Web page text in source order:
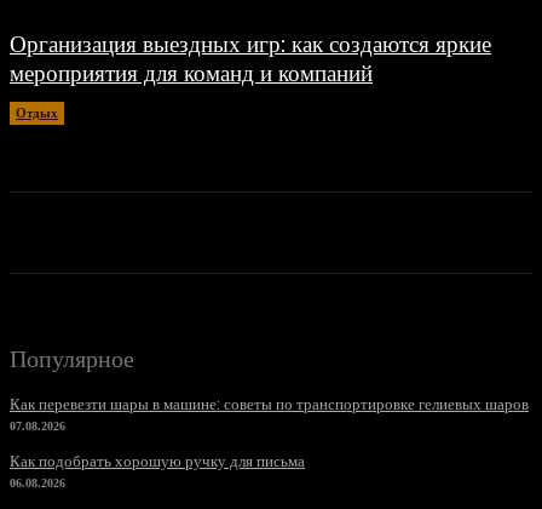
Организация выездных игр: как создаются яркие
мероприятия для команд и компаний
Отдых
Популярное
Как перевезти шары в машине: советы по транспортировке гелиевых шаров
07.08.2026
Как подобрать хорошую ручку для письма
06.08.2026